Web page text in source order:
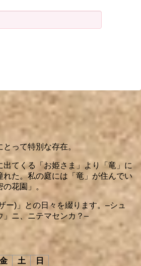
とって特別な存在。
出てくる「お姫さま」より「竜」に
れた。私の庭には「竜」が住んでい
の花園」。
ー)」との日々を綴ります。–シュ
」ニ、ニテマセンカ？–
金 土
日